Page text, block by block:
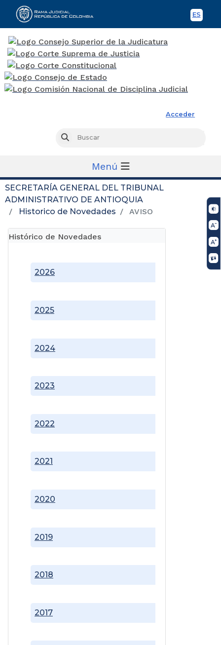
ES
Acceder
Buscar
Menú
SECRETARÍA GENERAL DEL TRIBUNAL
ADMINISTRATIVO DE ANTIOQUIA
Historico de Novedades
AVISO
Histórico de Novedades
2017
2018
2019
2020
2021
2022
2023
2024
2025
2026